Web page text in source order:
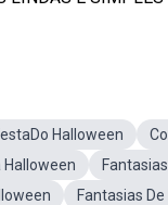
Halloween
Halloween
Fantasias